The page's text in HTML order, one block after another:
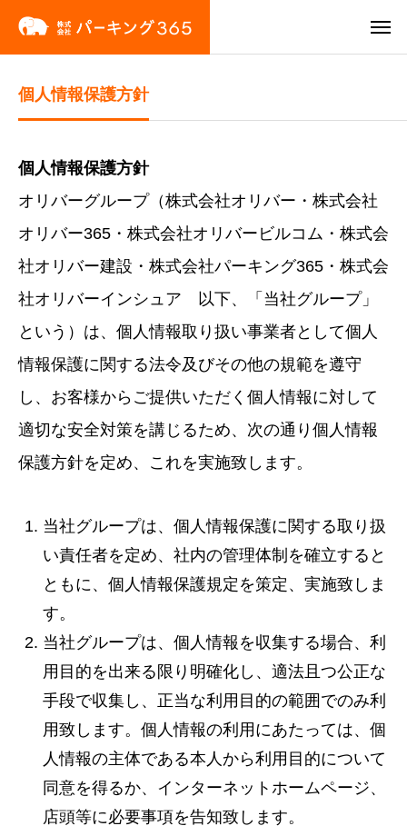
個人情報保護方針
個人情報保護方針
オリバーグループ（株式会社オリバー・株式会社
オリバー365・株式会社オリバービルコム・株式会
社オリバー建設・株式会社パーキング365・株式会
社オリバーインシュア 以下、「当社グループ」
という）は、個人情報取り扱い事業者として個人
情報保護に関する法令及びその他の規範を遵守
し、お客様からご提供いただく個人情報に対して
適切な安全対策を講じるため、次の通り個人情報
保護方針を定め、これを実施致します。
当社グループは、個人情報保護に関する取り扱
い責任者を定め、社内の管理体制を確立すると
ともに、個人情報保護規定を策定、実施致しま
す。
当社グループは、個人情報を収集する場合、利
用目的を出来る限り明確化し、適法且つ公正な
手段で収集し、正当な利用目的の範囲でのみ利
用致します。個人情報の利用にあたっては、個
人情報の主体である本人から利用目的について
同意を得るか、インターネットホームページ、
店頭等に必要事項を告知致します。